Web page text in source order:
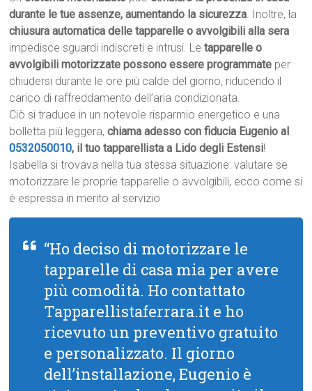
durante le tue assenze, aumentando la sicurezza. Inoltre, la
chiusura automatica delle tapparelle o avvolgibili alla sera
impedisce sguardi indiscreti e intrusi. Letapparelle o
avvolgibili motorizzate possono essere programmate per
chiudersi durante le ore più calde del giorno, riducendo il
carico di raffreddamento dell’aria condizionata.
Ciò si traduce in un notevole risparmio energetico e una
bolletta più leggera,chiama adesso con fiducia Eugenio al
0532050010, il tuo tapparellista a Lido degli Estensi!
Isabella si trovava nella tua stessa situazione: valutare se
motorizzare le proprie tapparelle o avvolgibili, ecco come si
è espressa in merito al servizio
“Ho deciso di motorizzare le
tapparelle di casa mia per avere
più comodità. Ho contattato
Tapparellistaferrara.it e ho
ricevuto un preventivo gratuito
e personalizzato. Il giorno
dell’installazione, Eugenio è